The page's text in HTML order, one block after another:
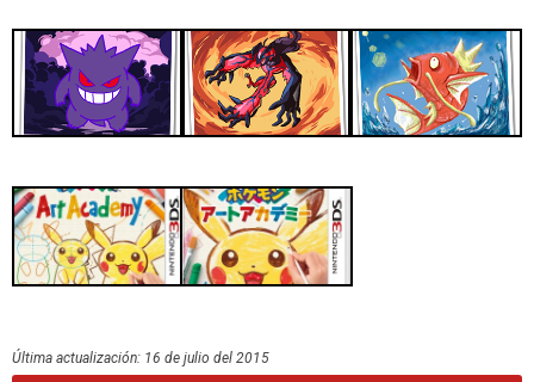
Última actualización: 16 de julio del 2015